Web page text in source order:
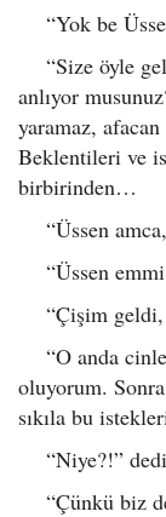
“Yok be
“Size öyle
anlıyor
yaramaz,
Beklentileri ve
“Üssen
“Üssen emmi
“Çişim geldi,
“O anda
oluyorum.
sıkıla bu
“Niye?!”
“Çünkü biz